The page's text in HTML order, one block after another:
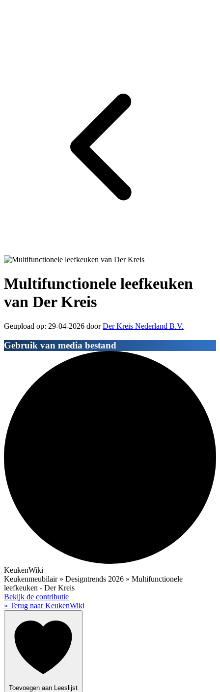
Multifunctionele leefkeuken
van Der Kreis
Geupload op: 29-04-2026 doorDer Kreis Nederland B.V.
Gebruik van media bestand
KeukenWiki
Keukenmeubilair » Designtrends 2026 » Multifunctionele
leefkeuken - Der Kreis
Bekijk de contributie
« Terug naar KeukenWiki
Toevoegen aan Leeslijst